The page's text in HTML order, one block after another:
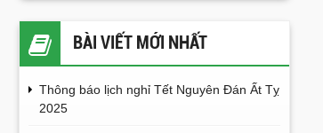
BÀI VIẾT MỚI NHẤT
Thông báo lịch nghỉ Tết Nguyên Đán Ất Tỵ
2025